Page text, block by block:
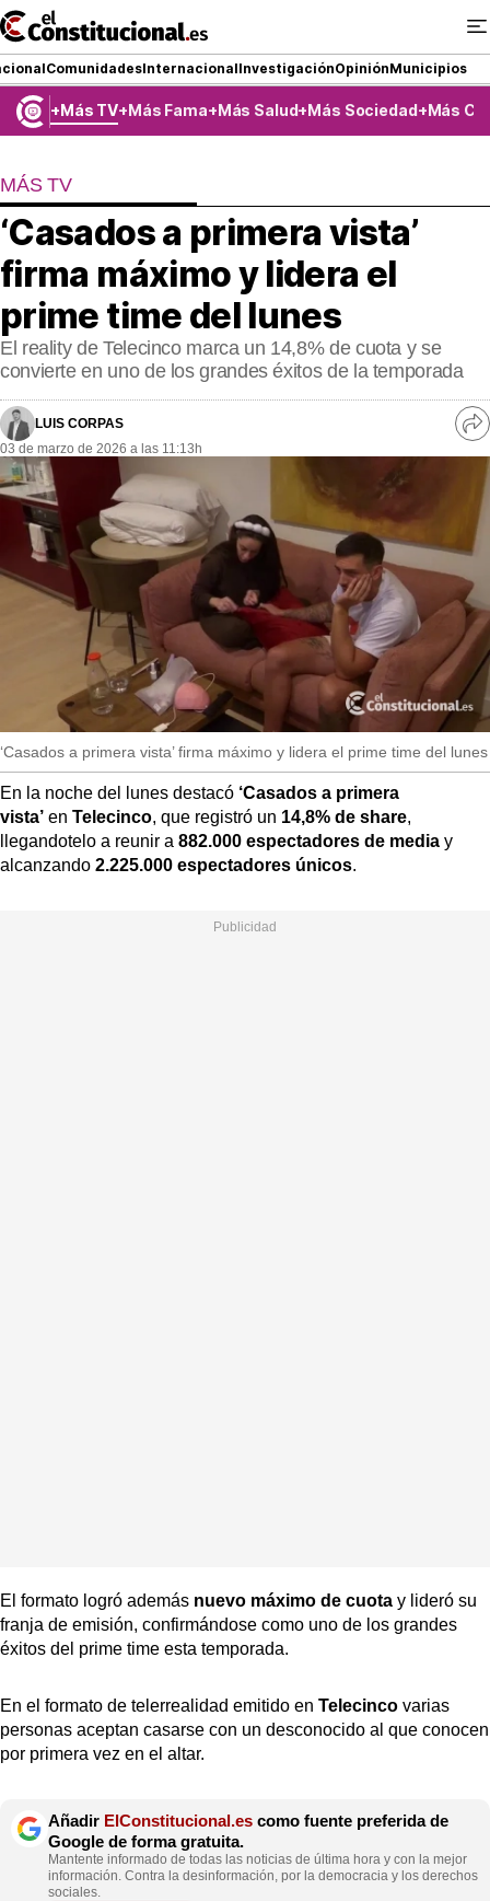
Ir
al
contenido
ComunidadesInternacionalInvestigaciónOpiniónMunicipios
COMUNIDADES
ElConstitucional TV
MásQueTele
ElConstitucional +
MásQueEstilo
MásQuePartidos
MásQueSucesos
MásQueMercados
JuicioExprés
INVESTIGACIÓN
INTERNACIONAL
OPINIÓN
MUNICIPIOS
Más TV Más Fama Más Salud Más Sociedad Más
MÁS TV
‘Casados a primera vista’
firma máximo y lidera el
prime time del lunes
El reality de Telecinco marca un 14,8% de cuota y se
convierte en uno de los grandes éxitos de la temporada
LUIS CORPAS
03 de marzo de 2026 a las 11:13h
‘Casados a primera vista’ firma máximo y lidera el prime time del lunes
En la noche del lunes destacó ‘Casados a primera
vista’ en Telecinco, que registró un 14,8% de share,
llegandotelo a reunir a 882.000 espectadores de media y
alcanzando 2.225.000 espectadores únicos.
El formato logró además nuevo máximo de cuota y lideró su
franja de emisión, confirmándose como uno de los grandes
éxitos del prime time esta temporada.
En el formato de telerrealidad emitido en Telecinco varias
personas aceptan casarse con un desconocido al que conocen
por primera vez en el altar.
Añadir ElConstitucional.es como fuente preferida de
Google de forma gratuita.
Mantente informado de todas las noticias de última hora y con la mejor
información. Contra la desinformación, por la democracia y los derechos
sociales.